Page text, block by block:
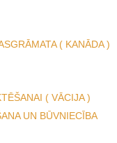
( KANĀDA )
( VĀCIJA )
UN BŪVNIECĪBA